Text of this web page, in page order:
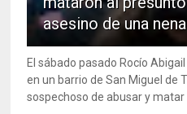
asesino de una
El sábado pasado Rocío
en un barrio de San Miguel de
sospechoso de abusar y matar